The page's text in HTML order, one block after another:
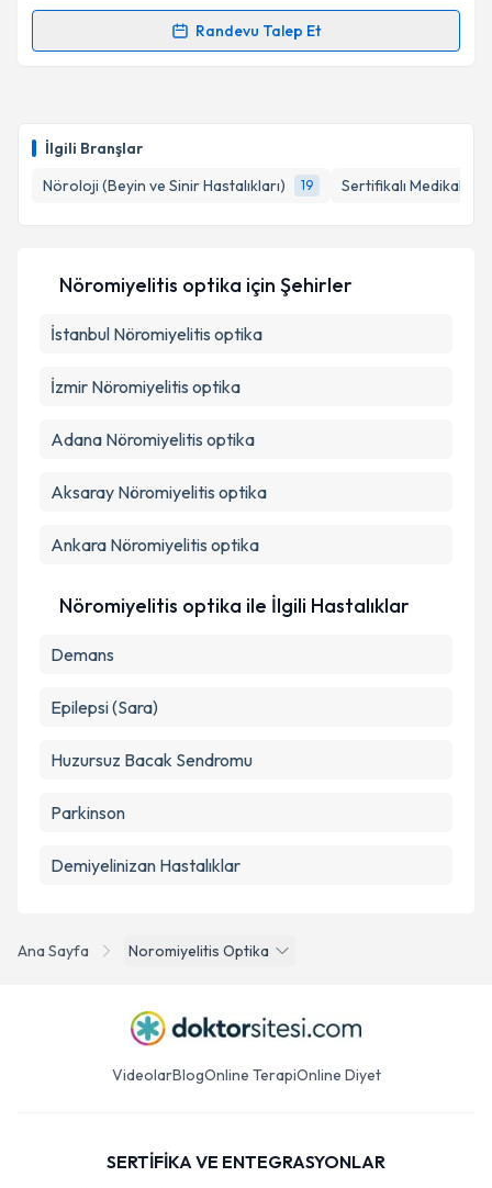
İlgili Branşlar
Nöroloji (Beyin ve Sinir Hastalıkları)
19 Sertifikalı Medikal
Metni'ni okudum ve kişisel verilerimin belirtilen
kapsamda işlenmesini kabul ediyorum.
Randevu Talep Et
Randevu Takvimi Talebi
takvim hazırlandığında e-posta ile bilgilendireceğiz.
Metni'ni okudum ve kişisel verilerimin belirtilen
Ana Sayfa Noromiyelitis Optika
Nöromiyelitis optika için Şehirler
İstanbul Nöromiyelitis optika
İzmir Nöromiyelitis optika
Adana Nöromiyelitis optika
Aksaray Nöromiyelitis optika
Ankara Nöromiyelitis optika
Nöromiyelitis optika ile İlgili Hastalıklar
Demans
Epilepsi (Sara)
Huzursuz Bacak Sendromu
Parkinson
Demiyelinizan Hastalıklar
VideolarBlogOnline TerapiOnline Diyet
SERTİFİKA VE ENTEGRASYONLAR